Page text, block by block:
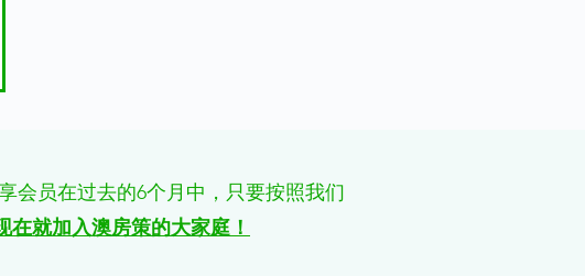
会员在过去的6个月中，只要按照我们
在就加入澳房策的大家庭！